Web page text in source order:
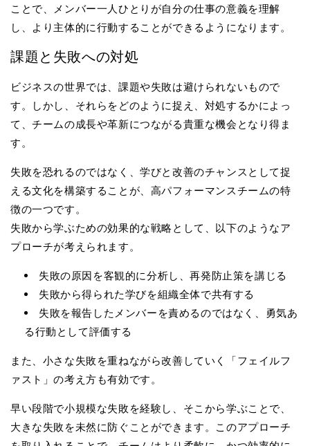
ことで、メンバー一人ひとりが自分の仕事の意義を理解
し、より主体的に行動することができるようになります。
課題と失敗への対処
ビジネスの世界では、課題や失敗は避けられないもので
す。しかし、それらをどのように捉え、対処するかによっ
て、チームの成長や革新につながる貴重な機会となり得ま
す。
失敗を恐れるのではなく、学びと改善のチャンスとして捉
える文化を構築することが、高パフォーマンスチームの特
徴の一つです。
失敗から学ぶための効果的な戦略として、以下のようなア
プローチが考えられます。
失敗の原因を客観的に分析し、再発防止策を講じる
失敗から得られた学びを組織全体で共有する
失敗を報告したメンバーを責めるのではなく、勇気あ
る行動として評価する
また、小さな失敗を重ねながら改善していく「フェイルフ
ァスト」の考え方も有効です。
早い段階で小規模な失敗を経験し、そこから学ぶことで、
大きな失敗を未然に防ぐことができます。このアプローチ